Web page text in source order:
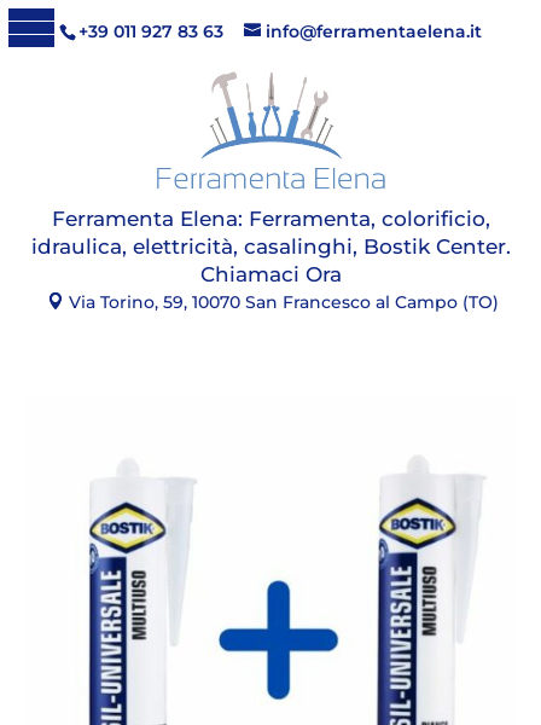
+39 011 927 83 63 info@ferramentaelena.it
Ferramenta Elena: Ferramenta, colorificio,
idraulica, elettricità, casalinghi, Bostik Center.
Chiamaci Ora
Via Torino, 59, 10070 San Francesco al Campo (TO)